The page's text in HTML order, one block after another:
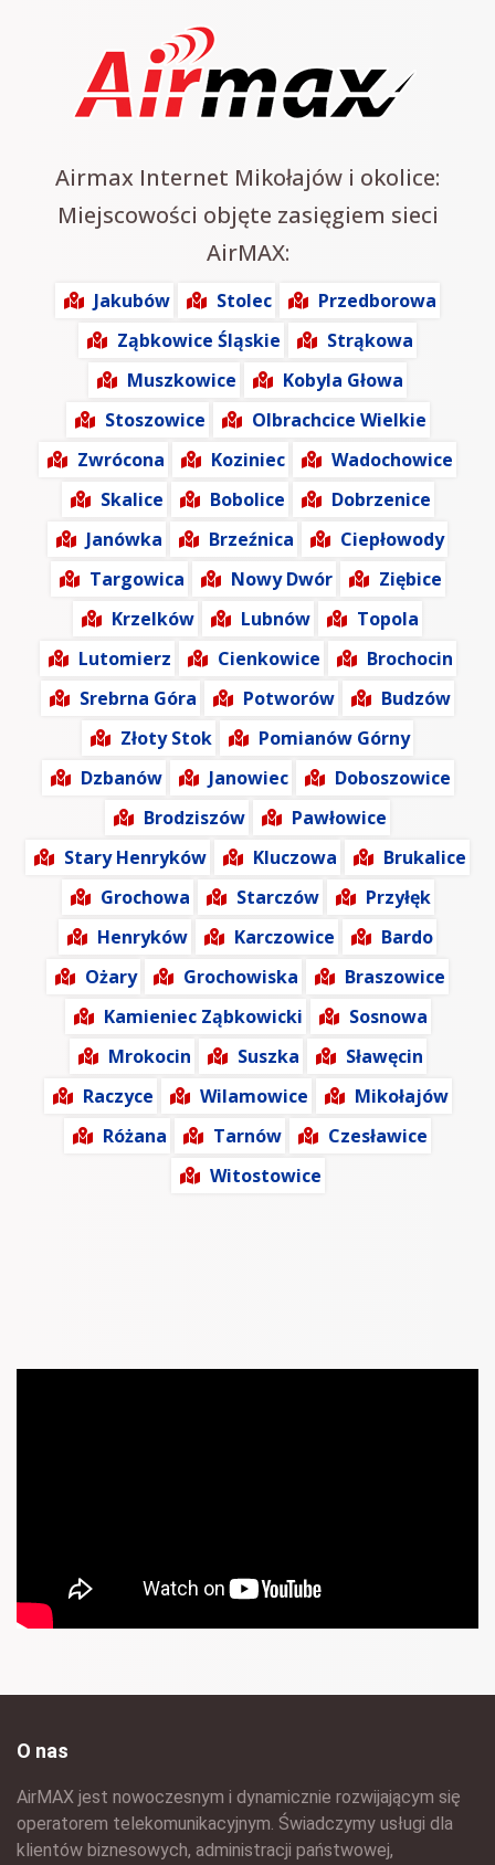
Airmax Internet Mikołajów i okolice:
Miejscowości objęte zasięgiem sieci
AirMAX:
Jakubów Stolec
Przedborowa
Ząbkowice Śląskie
Strąkowa
Muszkowice
Kobyla Głowa
Stoszowice
Olbrachcice Wielkie
Zwrócona
Koziniec
Wadochowice
Skalice
Bobolice
Dobrzenice
Janówka
Brzeźnica
Ciepłowody
Targowica
Nowy Dwór
Ziębice
Krzelków
Lubnów
Topola
Lutomierz
Cienkowice
Brochocin
Srebrna Góra
Potworów
Budzów
Złoty Stok
Pomianów Górny
Dzbanów
Janowiec
Doboszowice
Brodziszów
Pawłowice
Stary Henryków
Kluczowa
Brukalice
Grochowa
Starczów
Przyłęk
Henryków
Karczowice
Bardo
Ożary
Grochowiska
Braszowice
Kamieniec Ząbkowicki
Sosnowa
Mrokocin
Suszka
Sławęcin
Raczyce
Wilamowice
Mikołajów
Różana
Tarnów
Czesławice
Witostowice
O nas
AirMAX jest nowoczesnym i dynamicznie rozwijającym się
operatorem telekomunikacyjnym. Świadczymy usługi dla
klientów biznesowych, administracji państwowej,